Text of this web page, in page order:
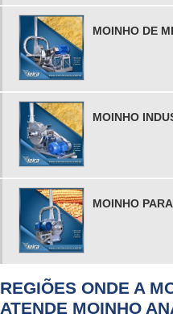
MOINHO DE
MOINHO
MOINHO
REGIÕES ONDE A
ATENDE MOINHO